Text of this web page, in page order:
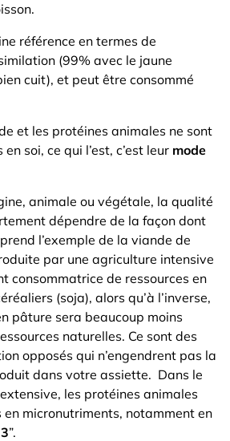
référence en termes de
(99% avec le jaune
cuit), et peut être consommé
et les protéines animales ne sont
soi, ce qui l’est, c’est leur mode
animale ou végétale, la qualité
dépendre de la façon dont
l’exemple de la viande de
par une agriculture intensive
consommatrice de ressources en
(soja), alors qu’à l’inverse,
pâture sera beaucoup moins
naturelles. Ce sont des
opposés qui n’engendrent pas la
dans votre assiette. Dans le
les protéines animales
micronutriments, notamment en
”.